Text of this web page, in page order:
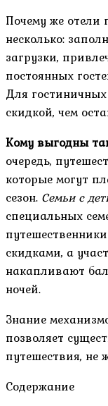
Почему же
несколько:
загрузки,
постоянных
Для
скидкой, чем
Кому выгодны
очередь,
которые могут
сезон. Семьи с
специальных
скидками, а
накапливают
ночей.
Знание
позволяет
путешествия, не
Содержание